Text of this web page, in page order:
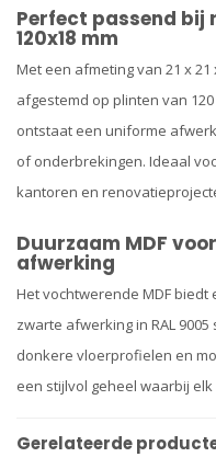
Perfect passend bij
120x18 mm
Met een afmeting van 21 x
afgestemd op plinten van
ontstaat een uniforme
of onderbrekingen. Ideaal
kantoren en
Duurzaam MDF
afwerking
Het vochtwerende MDF
zwarte afwerking in RAL
donkere vloerprofielen en
een stijlvol geheel waarbij
Gerelateerde